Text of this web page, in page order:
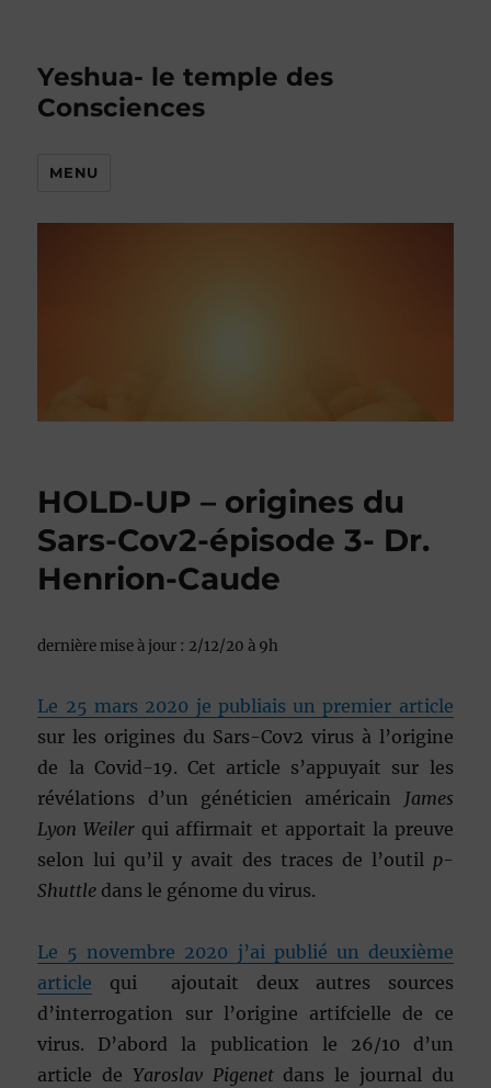
Yeshua- le temple des
Consciences
MENU
HOLD-UP – origines du
Sars-Cov2-épisode 3- Dr.
Henrion-Caude
dernière mise à jour : 2/12/20 à 9h
Le 25 mars 2020 je publiais un premier article
sur les origines du Sars-Cov2 virus à l’origine
de la Covid-19. Cet article s’appuyait sur les
révélations d’un généticien américain James
Lyon Weiler qui affirmait et apportait la preuve
selon lui qu’il y avait des traces de l’outil p-
Shuttle dans le génome du virus.
Le 5 novembre 2020 j’ai publié un deuxième
article qui ajoutait deux autres sources
d’interrogation sur l’origine artifcielle de ce
virus. D’abord la publication le 26/10 d’un
article de Yaroslav Pigenetdans le journal du